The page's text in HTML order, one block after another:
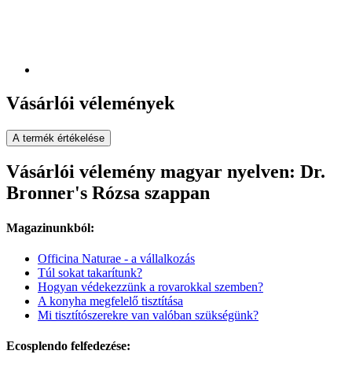
Vásárlói vélemények
A termék értékelése
Vásárlói vélemény magyar nyelven: Dr.
Bronner's Rózsa szappan
Magazinunkból:
Officina Naturae - a vállalkozás
Túl sokat takarítunk?
Hogyan védekezzünk a rovarokkal szemben?
A konyha megfelelő tisztítása
Mi tisztítószerekre van valóban szükségünk?
Ecosplendo felfedezése: